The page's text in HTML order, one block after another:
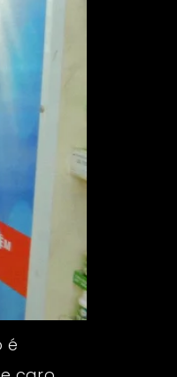
é